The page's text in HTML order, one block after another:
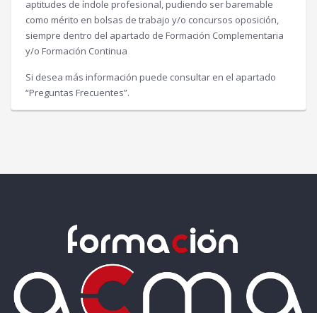
aptitudes de índole profesional, pudiendo ser baremable
como mérito en bolsas de trabajo y/o concursos oposición,
siempre dentro del apartado de Formación Complementaria
y/o Formación Continua
Si desea más información puede consultar en el apartado
“Preguntas Frecuentes”.